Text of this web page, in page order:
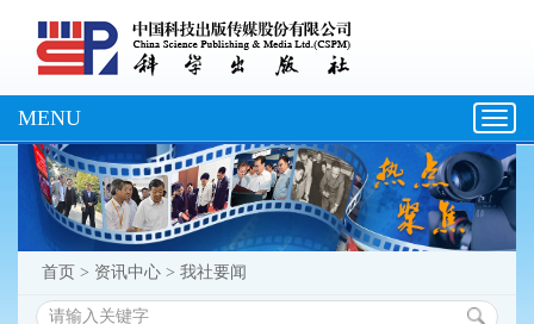
MENU
首页 > 资讯中心 > 我社要闻